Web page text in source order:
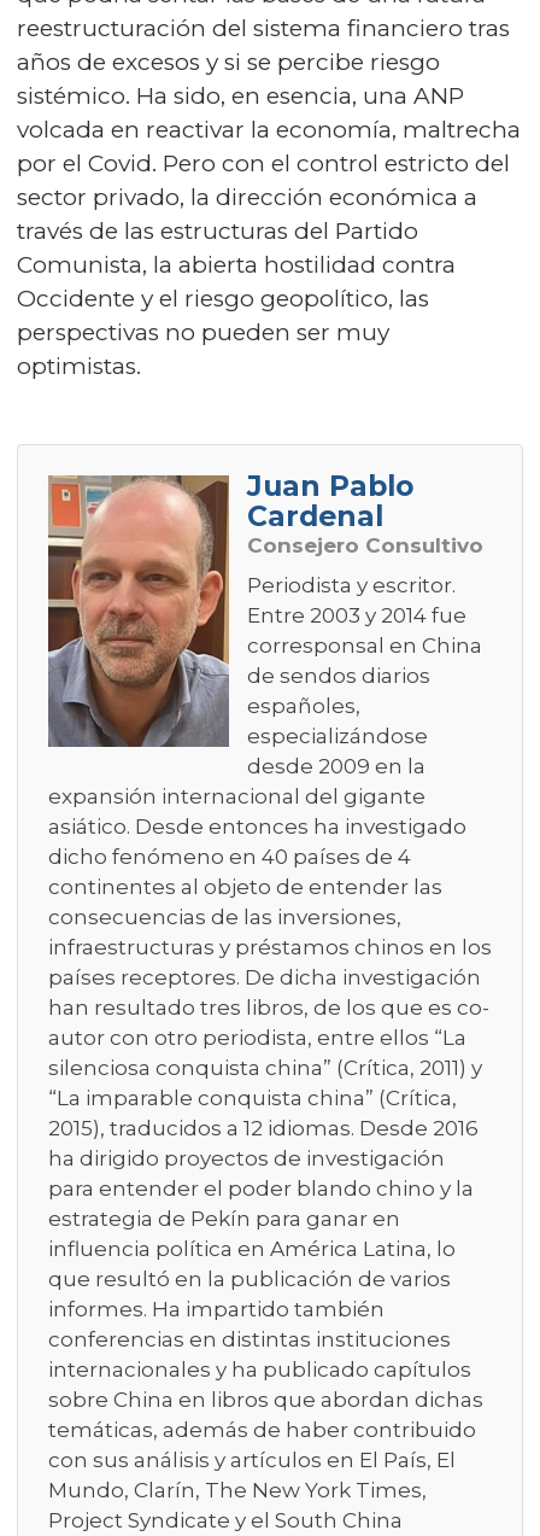
reestructuración del sistema financiero tras
años de excesos y si se percibe riesgo
sistémico. Ha sido, en esencia, una ANP
volcada en reactivar la economía, maltrecha
por el Covid. Pero con el control estricto del
sector privado, la dirección económica a
través de las estructuras del Partido
Comunista, la abierta hostilidad contra
Occidente y el riesgo geopolítico, las
perspectivas no pueden ser muy
optimistas.
Juan Pablo
Cardenal
Consejero Consultivo
Periodista y escritor.
Entre 2003 y 2014 fue
corresponsal en China
de sendos diarios
españoles,
especializándose
desde 2009 en la
expansión internacional del gigante
asiático. Desde entonces ha investigado
dicho fenómeno en 40 países de 4
continentes al objeto de entender las
consecuencias de las inversiones,
infraestructuras y préstamos chinos en los
países receptores. De dicha investigación
han resultado tres libros, de los que es co-
autor con otro periodista, entre ellos “La
silenciosa conquista china” (Crítica, 2011) y
“La imparable conquista china” (Crítica,
2015), traducidos a 12 idiomas. Desde 2016
ha dirigido proyectos de investigación
para entender el poder blando chino y la
estrategia de Pekín para ganar en
influencia política en América Latina, lo
que resultó en la publicación de varios
informes. Ha impartido también
conferencias en distintas instituciones
internacionales y ha publicado capítulos
sobre China en libros que abordan dichas
temáticas, además de haber contribuido
con sus análisis y artículos en El País, El
Mundo, Clarín, The New York Times,
Project Syndicate y el South China